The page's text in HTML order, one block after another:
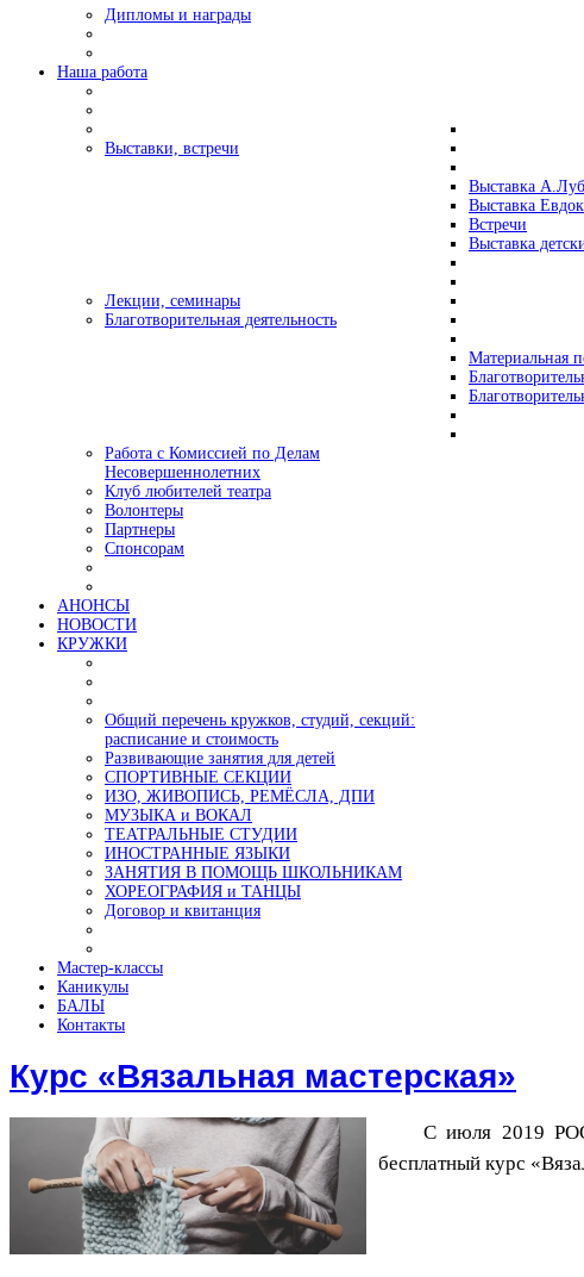
Дипломы и награды
Наша работа
Выставки, встречи
Выставка
Выставка
Встречи
Выставка
Лекции, семинары
Благотворительная деятельность
Материальная
Работа с Комиссией по Делам
Несовершеннолетних
Клуб любителей театра
Волонтеры
Партнеры
Спонсорам
АНОНСЫ
НОВОСТИ
КРУЖКИ
Общий перечень кружков, студий, секций:
расписание и стоимость
Развивающие занятия для детей
СПОРТИВНЫЕ СЕКЦИИ
ИЗО, ЖИВОПИСЬ, РЕМЁСЛА, ДПИ
МУЗЫКА и ВОКАЛ
ТЕАТРАЛЬНЫЕ СТУДИИ
ИНОСТРАННЫЕ ЯЗЫКИ
ЗАНЯТИЯ В ПОМОЩЬ ШКОЛЬНИКАМ
ХОРЕОГРАФИЯ и ТАНЦЫ
Договор и квитанция
Мастер-классы
Каникулы
БАЛЫ
Контакты
Курс «Вязальная мастерская»
С июля 2019
бесплатный курс